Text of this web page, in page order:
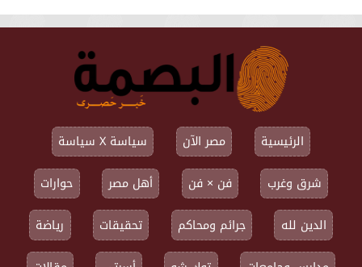
الرئيسية مصر الآن
سياسة X سياسة
شرق وغرب
فن × فن أهل مصر
حوارات
الدين لله
جرائم ومحاكم تحقيقات
رياضة